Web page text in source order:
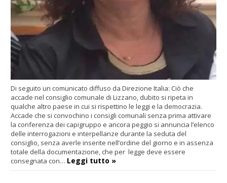
Di seguito un comunicato diffuso da Direzione Italia: Ciò che
accade nel consiglio comunale di Lizzano, dubito si ripeta in
qualche altro paese in cui si rispettino le leggi e la democrazia.
Accade che si convochino i consigli comunali senza prima attivare
la conferenza dei capigruppo e ancora peggio si annuncia l’elenco
delle interrogazioni e interpellanze durante la seduta del
consiglio, senza averle inserite nell’ordine del giorno e in assenza
totale della documentazione, che per legge deve essere
consegnata con… Leggi tutto »